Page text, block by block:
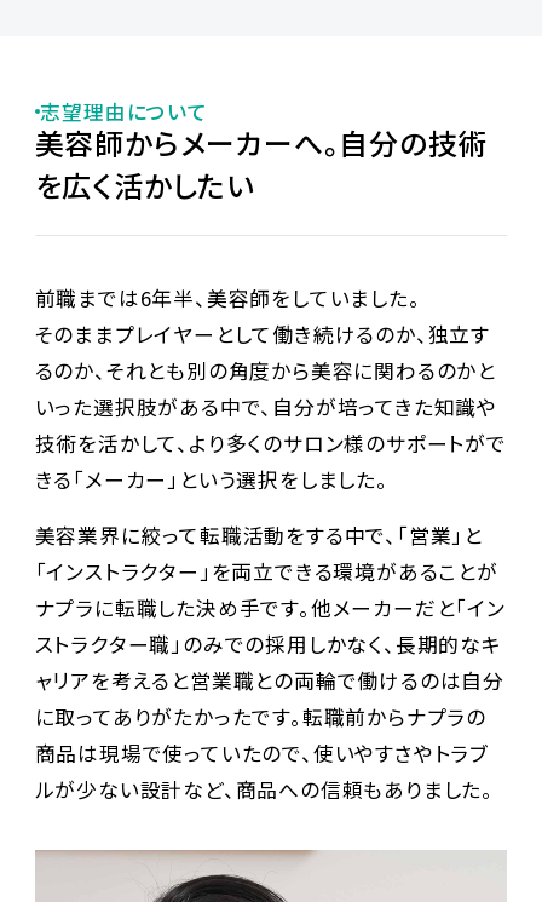
志望理由について
美容師からメーカーへ。自分の技術
を広く活かしたい
前職までは6年半、美容師をしていました。
そのままプレイヤーとして働き続けるのか、独立す
るのか、それとも別の角度から美容に関わるのかと
いった選択肢がある中で、自分が培ってきた知識や
技術を活かして、より多くのサロン様のサポートがで
きる「メーカー」という選択をしました。
美容業界に絞って転職活動をする中で、「営業」と
「インストラクター」を両立できる環境があることが
ナプラに転職した決め手です。他メーカーだと「イン
ストラクター職」のみでの採用しかなく、長期的なキ
ャリアを考えると営業職との両輪で働けるのは自分
に取ってありがたかったです。転職前からナプラの
商品は現場で使っていたので、使いやすさやトラブ
ルが少ない設計など、商品への信頼もありました。